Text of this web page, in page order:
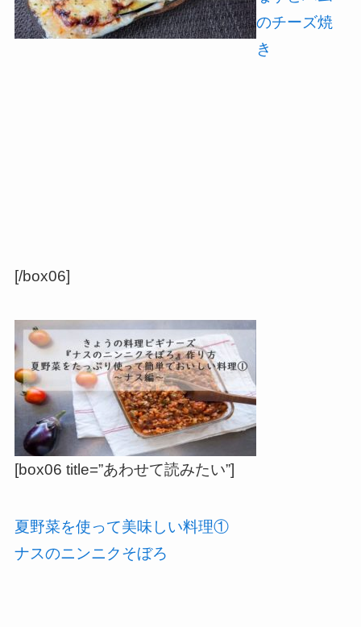
のチーズ焼
き
[/box06]
[box06 title=”あわせて読みたい”]
夏野菜を使って美味しい料理①
ナスのニンニクそぼろ